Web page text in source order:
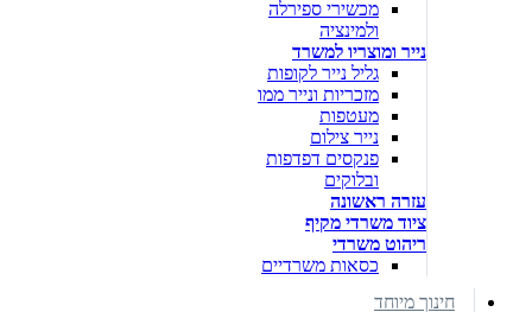
מכשירי ספירלה
ולמינציה
נייר ומוצריו למשרד
גליל נייר לקופות
מזכריות ונייר ממו
מעטפות
נייר צילום
פנקסים דפדפות
ובלוקים
עזרה ראשונה
ציוד משרדי מקיף
ריהוט משרדי
כסאות משרדיים
חינוך מיוחד